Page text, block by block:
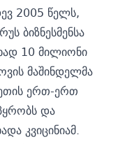
2005 წელს,
ბიზნესმენსა
10 მილიონი
მაშინდელმა
ერთ-ერთ
და
კვიცინიამ.